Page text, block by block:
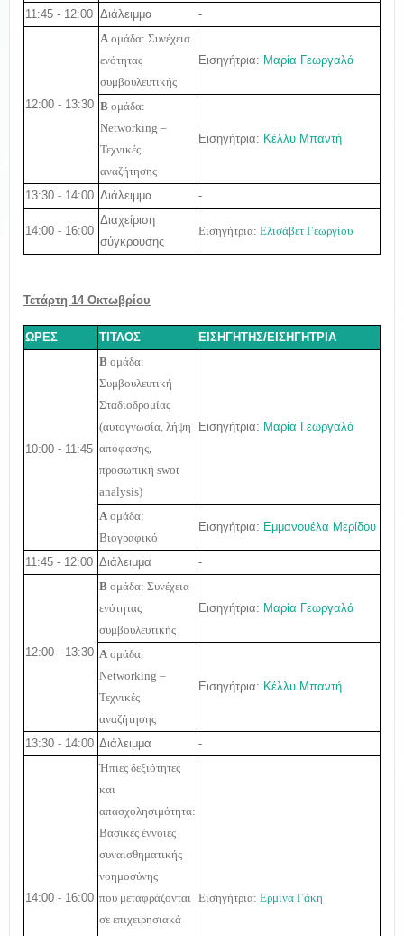
11:45 - 12:00 Διάλειμμα -
12:00 - 13:30
Α ομάδα: Συνέχεια
ενότητας
συμβουλευτικής
Εισηγήτρια: Μαρία Γεωργαλά
Β ομάδα:
Networking –
Τεχνικές
αναζήτησης
Εισηγήτρια: Κέλλυ Μπαντή
13:30 - 14:00 Διάλειμμα -
14:00 - 16:00
Διαχείριση
σύγκρουσης
Εισηγήτρια: Ελισάβετ Γεωργίου
Τετάρτη 14 Οκτωβρίου
ΩΡΕΣ ΤΙΤΛΟΣ ΕΙΣΗΓΗΤΗΣ/ΕΙΣΗΓΗΤΡΙΑ
10:00 - 11:45
B ομάδα:
Συμβουλευτική
Σταδιοδρομίας
(αυτογνωσία, λήψη
απόφασης,
προσωπική swot
analysis)
Εισηγήτρια: Μαρία Γεωργαλά
A ομάδα:
Βιογραφικό
Εισηγήτρια: Εμμανουέλα Μερίδου
11:45 - 12:00 Διάλειμμα -
12:00 - 13:30
B ομάδα: Συνέχεια
ενότητας
συμβουλευτικής
Εισηγήτρια: Μαρία Γεωργαλά
A ομάδα:
Networking –
Τεχνικές
αναζήτησης
Εισηγήτρια: Κέλλυ Μπαντή
13:30 - 14:00 Διάλειμμα -
14:00 - 16:00
Ήπιες δεξιότητες
και
απασχολησιμότητα:
Βασικές έννοιες
συναισθηματικής
νοημοσύνης
που μεταφράζονται
σε επιχειρησιακά
Εισηγήτρια: Ερμίνα Γάκη